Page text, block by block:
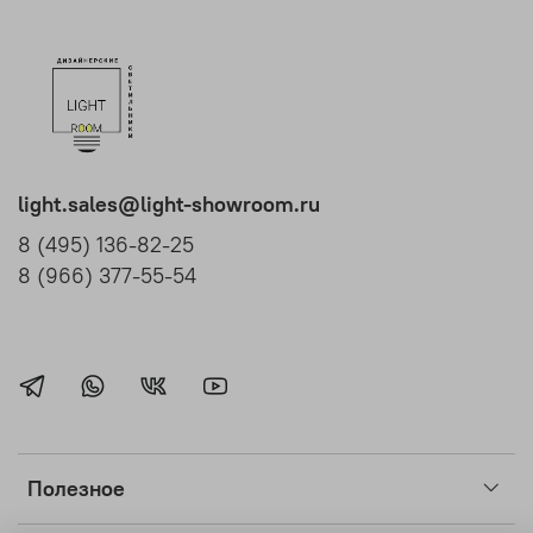
Полезное
light.sales@light-showroom.ru
8 (495) 136-82-25
8 (966) 377-55-54